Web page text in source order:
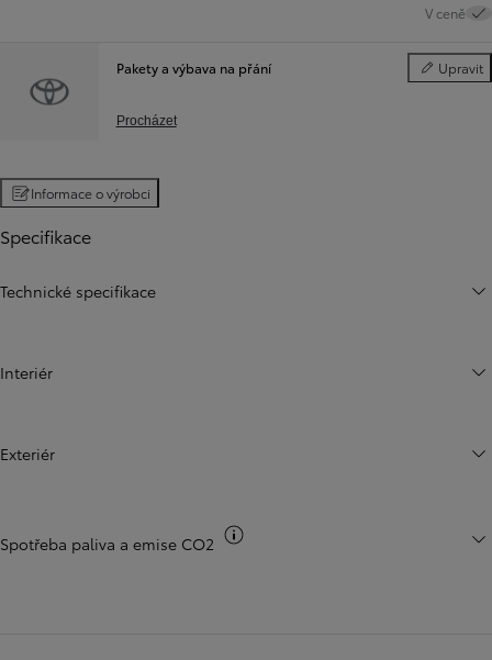
V ceně
Pakety a výbava na přání Upravit
Pakety a
Procházet
Informace o výrobci
Specifikace
Technické specifikace
Interiér
Exteriér
Spotřeba paliva a emise CO2